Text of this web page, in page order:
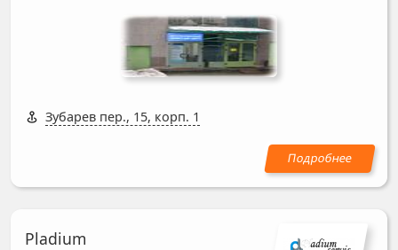
Зубарев пер., 15, корп. 1
Pladium